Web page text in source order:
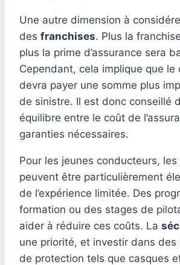
Une autre dimension à
des franchises. Plus la
plus la prime d’assurance sera
Cependant, cela implique que le
devra payer une somme plus
de sinistre. Il est donc conseillé
équilibre entre le coût de
garanties nécessaires.
Pour les jeunes conducteurs, les
peuvent être particulièrement
de l’expérience limitée. Des
formation ou des stages de
aider à réduire ces coûts. La
une priorité, et investir dans des
de protection tels que casques